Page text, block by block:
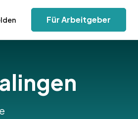
Für Arbeitgeber